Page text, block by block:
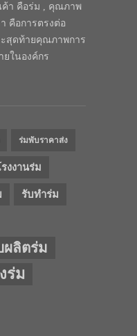
า คือร่ม , คุณภาพ
คือการตรงต่อ
สุดท้ายคุณภาพการ
ในองค์กร
ร่มพับราคาส่ง
งงานร่ม
รับทำร่ม
ผลิตร่ม
ร่ม